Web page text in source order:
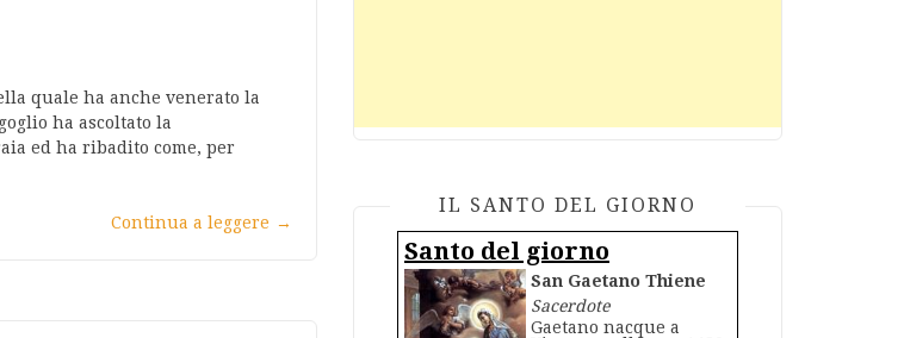
quale ha anche venerato la
ha ascoltato la
ed ha ribadito come, per
Continua a leggere →
IL SANTO DEL GIORNO
Santo del giorno
San Gaetano Thiene
Sacerdote
Gaetano nacque a